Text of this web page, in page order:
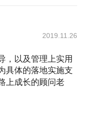
2019.11.26
，以及管理上实用
具体的落地实施支
上成长的顾问老